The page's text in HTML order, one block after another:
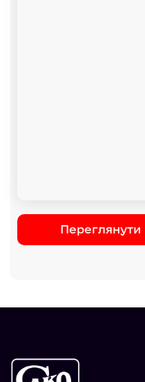
Переглянути